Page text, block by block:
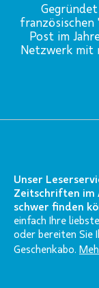
französischen
Post im
Netzwerk mit
Unser
Zeitschriften im
schwer finden
einfach Ihre
oder bereiten Sie
Geschenkabo.